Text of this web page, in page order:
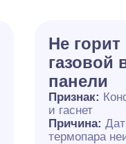
Не
газовой
панели
Признак:
и гаснет
Причина:
термопара